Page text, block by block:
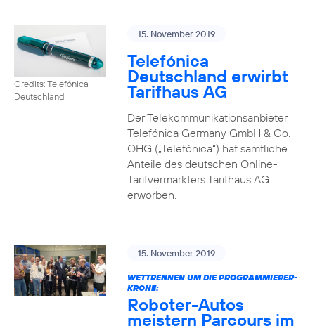
Credits: Telefónica
Deutschland
15. November 2019
Telefónica
Deutschland erwirbt
Tarifhaus AG
Der Telekommunikationsanbieter
Telefónica Germany GmbH & Co.
OHG („Telefónica“) hat sämtliche
Anteile des deutschen Online-
Tarifvermarkters Tarifhaus AG
erworben.
15. November 2019
WETTRENNEN UM DIE PROGRAMMIERER-
KRONE:
Roboter-Autos
meistern Parcours im